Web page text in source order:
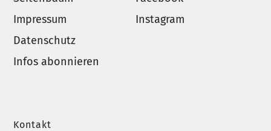
Impressum
Datenschutz
Infos abonnieren
Instagram
Kontakt